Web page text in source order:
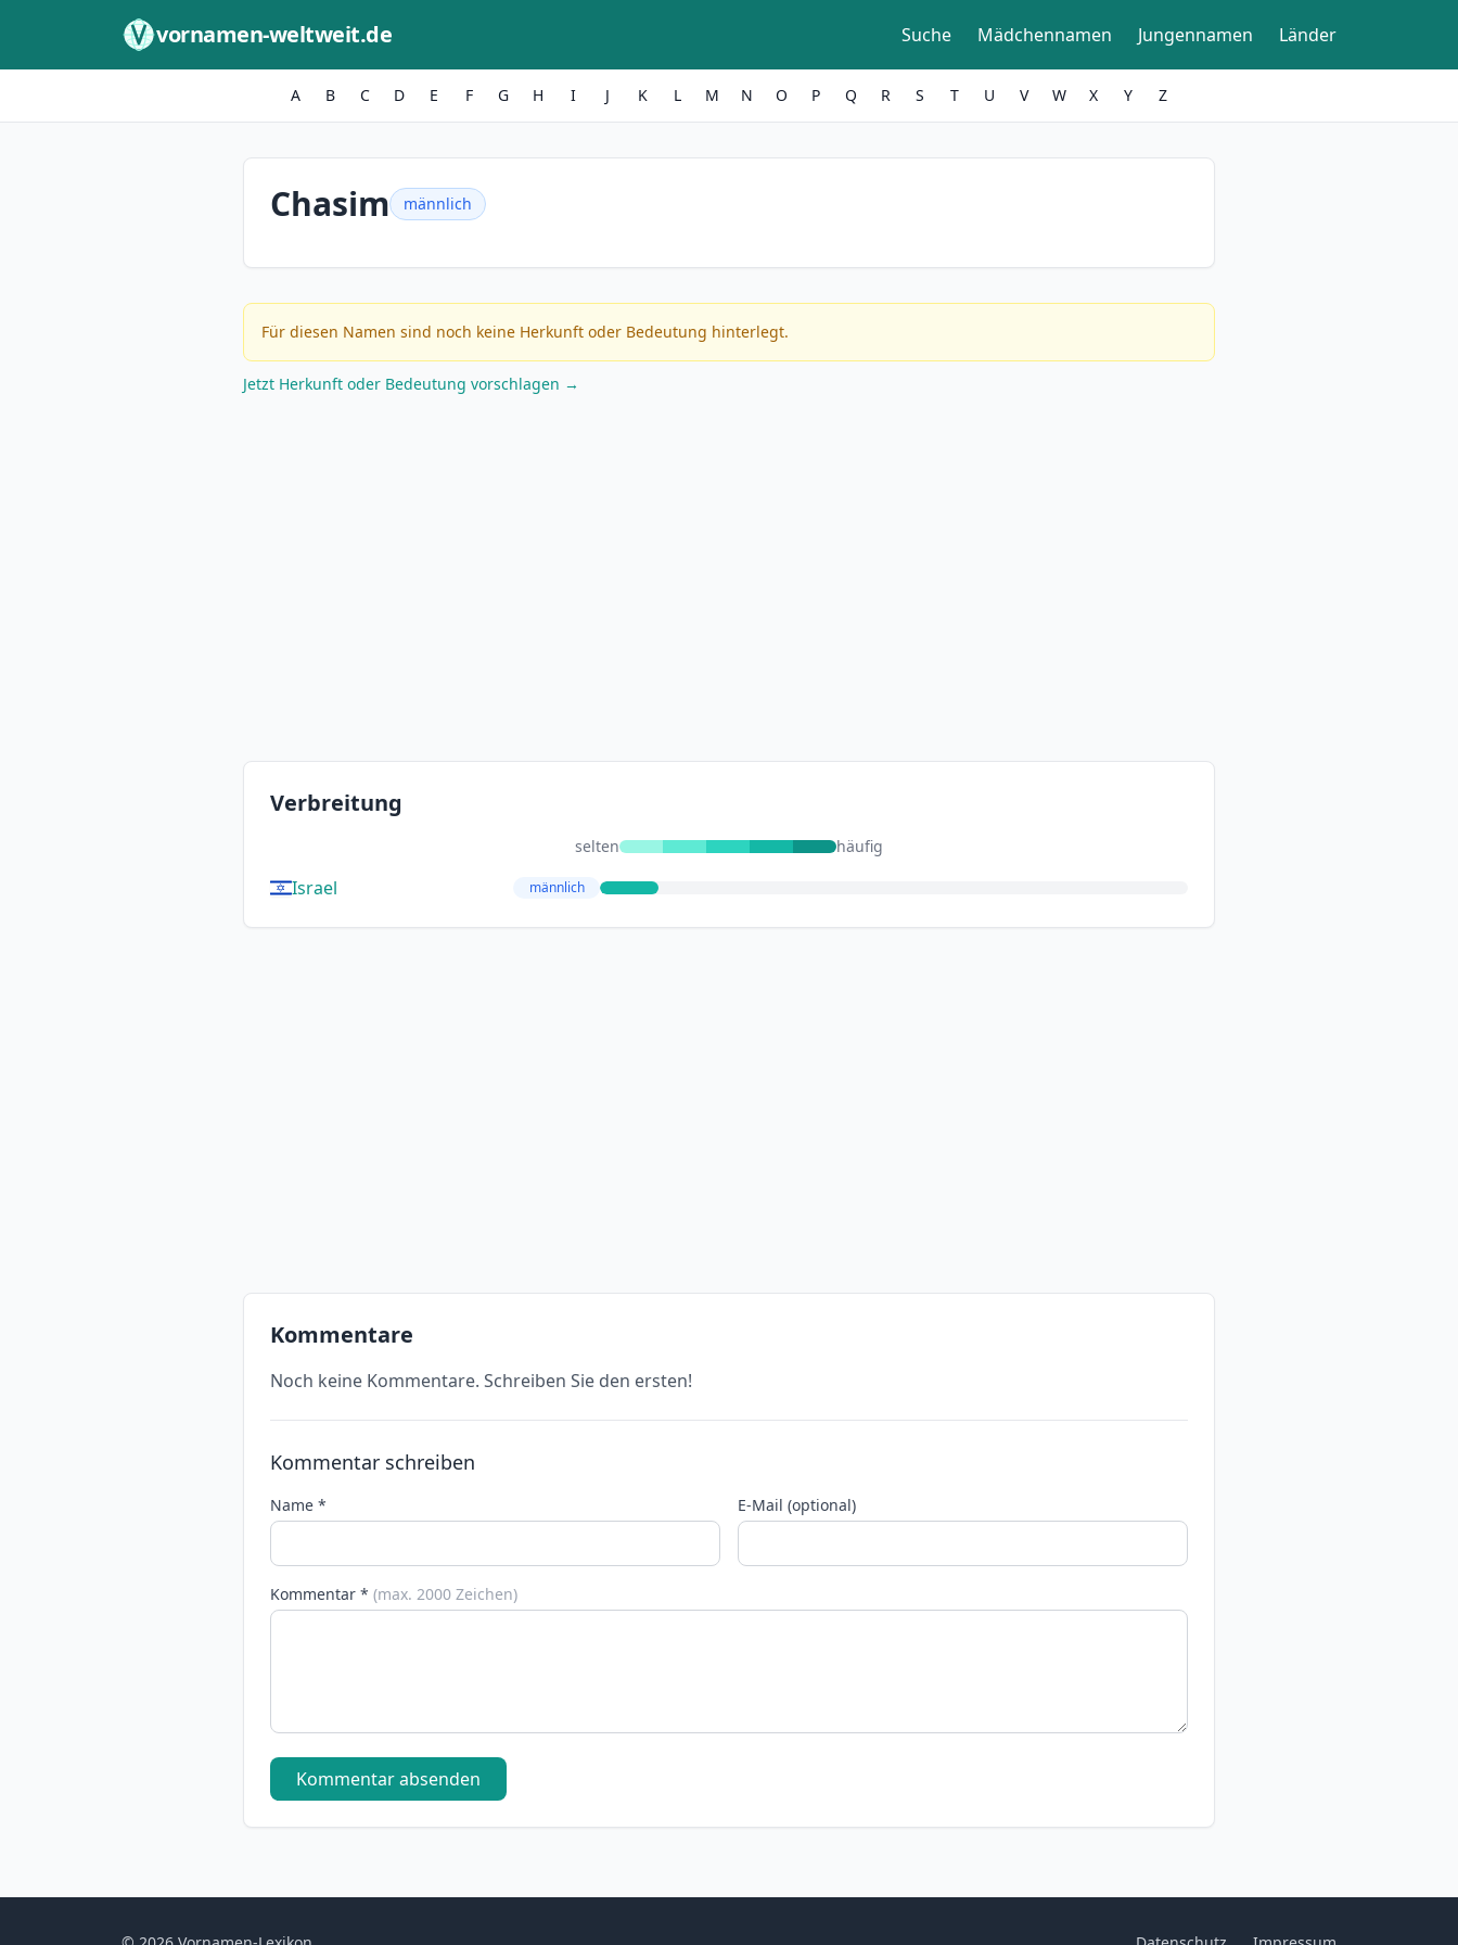
vornamen-weltweit.de Suche Mädchennamen Jungennamen Länder
A B C D E F G H I J K L M N O P Q R S T U V W X Y Z
Chasim männlich
Für diesen Namen sind noch keine Herkunft oder Bedeutung hinterlegt.
Jetzt Herkunft oder Bedeutung vorschlagen →
Verbreitung
selten häufig
Israel männlich
Kommentare
Noch keine Kommentare. Schreiben Sie den ersten!
Kommentar schreiben
Name * E-Mail (optional)
Kommentar * (max. 2000 Zeichen)
Kommentar absenden